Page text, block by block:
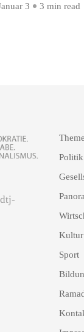
3 3 min read
Politik
Sport